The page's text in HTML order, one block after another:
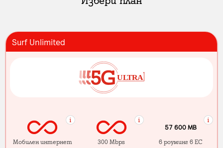
Surf Unlimited
Мобилен интернет 300 Mbps
57 600 MB
в роуминг в ЕС